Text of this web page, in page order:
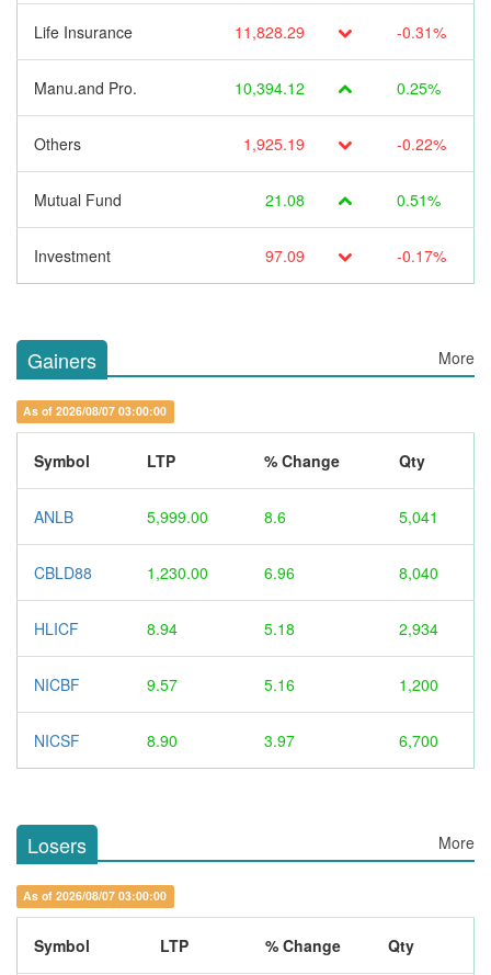
Life Insurance 11,828.29 -0.31%
Manu.and Pro. 10,394.12 0.25%
Others 1,925.19 -0.22%
Mutual Fund 21.08 0.51%
Investment 97.09 -0.17%
Gainers More
As of 2026/08/07 03:00:00
Symbol LTP % Change Qty
ANLB 5,999.00 8.6 5,041
CBLD88 1,230.00 6.96 8,040
HLICF 8.94 5.18 2,934
NICBF 9.57 5.16 1,200
NICSF 8.90 3.97 6,700
Losers More
As of 2026/08/07 03:00:00
Symbol LTP % Change Qty